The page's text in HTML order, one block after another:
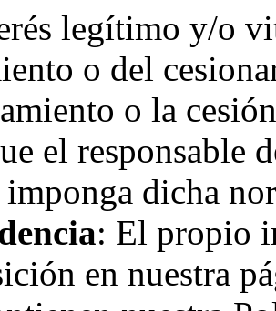
legítimo y/o
o del
o la
el responsable
imponga dicha
: El propio
en nuestra